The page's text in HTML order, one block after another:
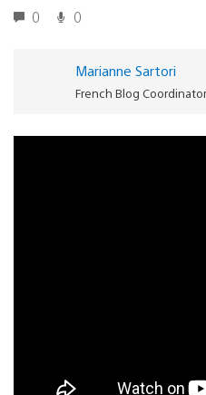
0 0
Marianne Sartori
French Blog